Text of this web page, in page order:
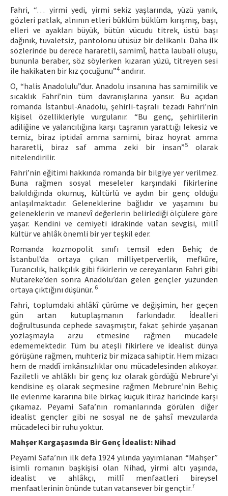
Fahri, “… yirmi yedi, yirmi sekiz yaşlarında, yüzü yanık,
gözleri patlak, alnının etleri büklüm büklüm kırışmış, başı,
elleri ve ayakları büyük, bütün vücudu titrek, üstü başı
dağınık, tuvaletsiz, pantolonu ütüsüz bir delikanlı. Daha ilk
sözlerinde bu derece hararetli, samimî, hatta laubali oluşu,
bununla beraber, söz söylerken kızaran yüzü, titreyen sesi
ile hakikaten bir kız çocuğunu”4 andırır.
O, “halis Anadolulu”dur. Anadolu insanına has samimilik ve
sıcaklık Fahri’nin tüm davranışlarına yansır. Bu açıdan
romanda İstanbul-Anadolu, şehirli-taşralı tezadı Fahri’nin
kişisel özellikleriyle vurgulanır. “Bu genç, şehirlilerin
adiliğine ve yalancılığına karşı taşranın yarattığı lekesiz ve
temiz, biraz iptidaî amma samimi, biraz hoyrat amma
hararetli, biraz saf amma zeki bir insan”5
olarak
nitelendirilir.
Fahri’nin eğitimi hakkında romanda bir bilgiye yer verilmez.
Buna rağmen sosyal meseleler karşındaki fikirlerine
bakıldığında okumuş, kültürlü ve aydın bir genç olduğu
anlaşılmaktadır. Geleneklerine bağlıdır ve yaşamını bu
geleneklerin ve manevî değerlerin belirlediği ölçülere göre
yaşar. Kendini ve cemiyeti idrakinde vatan sevgisi, millî
kültür ve ahlâk önemli bir yer teşkil eder.
Romanda kozmopolit sınıfı temsil eden Behiç de
İstanbul’da ortaya çıkan milliyetperverlik, mefkûre,
Turancılık, halkçılık gibi fikirlerin ve cereyanların Fahri gibi
Mütareke’den sonra Anadolu’dan gelen gençler yüzünden
ortaya çıktığını düşünür. 6
Fahri, toplumdaki ahlâkî çürüme ve değişimin, her geçen
gün artan kutuplaşmanın farkındadır. İdealleri
doğrultusunda cephede savaşmıştır, fakat şehirde yaşanan
yozlaşmayla arzu etmesine rağmen mücadele
edememektedir. Tüm bu ateşli fikirlere ve idealist dünya
görüşüne rağmen, muhteriz bir mizaca sahiptir. Hem mizacı
hem de maddî imkânsızlıklar onu mücadelesinden alıkoyar.
Faziletli ve ahlâklı bir genç kız olarak gördüğü Mebrure’yi
kendisine eş olarak seçmesine rağmen Mebrure’nin Behiç
ile evlenme kararına bile birkaç küçük itiraz haricinde karşı
çıkamaz. Peyami Safa’nın romanlarında görülen diğer
idealist gençler gibi ne sosyal ne de şahsî mevzularda
mücadeleci bir ruhu yoktur.
Mahşer Kargaşasında Bir Genç İdealist: Nihad
Peyami Safa’nın ilk defa 1924 yılında yayımlanan “Mahşer”
isimli romanın başkişisi olan Nihad, yirmi altı yaşında,
idealist ve ahlâkçı, millî menfaatleri bireysel
menfaatlerinin önünde tutan vatansever bir gençtir.7